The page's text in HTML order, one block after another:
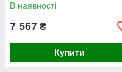
В наявності
7 567 ₴
Купити